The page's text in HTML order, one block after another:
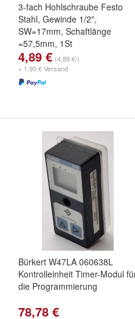
3-fach Hohlschraube Festo
Stahl, Gewinde 1/2",
SW=17mm, Schaftlänge
=57,5mm, 1St
4,89 € (4,89 €/)
+ 1,90 € Versand
Bürkert W47LA 060638L
Kontrolleinheit Timer-Modul
die Programmierung
78,78 €